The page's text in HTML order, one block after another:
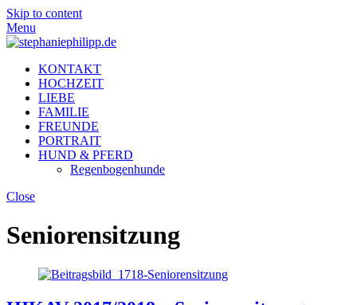
Skip to content
Menu
KONTAKT
HOCHZEIT
LIEBE
FAMILIE
FREUNDE
PORTRAIT
HUND & PFERD
Regenbogenhunde
Close
Seniorensitzung